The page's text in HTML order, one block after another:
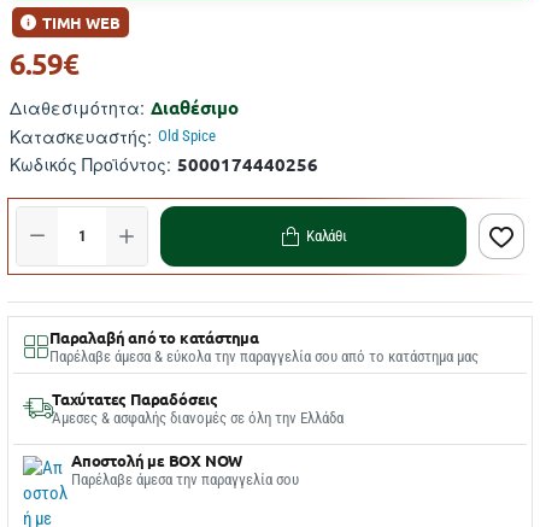
Διαθεσιμότητα: Διαθέσιμο
Κατασκευαστής: Old Spice
Κωδικός Προϊόντος: 5000174440256
ΤΙΜΗ WEB
6.59€
Καλάθι
Παραλαβή από το κατάστημα
Παρέλαβε άμεσα & εύκολα την παραγγελία σου από το κατάστημα μας
Ταχύτατες Παραδόσεις
Άμεσες & ασφαλής διανομές σε όλη την Ελλάδα
Αποστολή με BOX NOW
Παρέλαβε άμεσα την παραγγελία σου